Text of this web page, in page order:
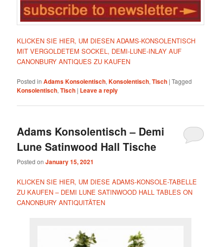
KLICKEN SIE HIER, UM DIESEN ADAMS-KONSOLENTISCH
MIT VERGOLDETEM SOCKEL, DEMI-LUNE-INLAY AUF
CANONBURY ANTIQUES ZU KAUFEN
Posted in Adams Konsolentisch,Konsolentisch,Tisch |Tagged
Konsolentisch,Tisch | Leave a reply
Adams Konsolentisch – Demi
Lune Satinwood Hall Tische
Posted onJanuary 15, 2021
KLICKEN SIE HIER, UM DIESE ADAMS-KONSOLE-TABELLE
ZU KAUFEN – DEMI LUNE SATINWOOD HALL TABLES ON
CANONBURY ANTIQUITÄTEN